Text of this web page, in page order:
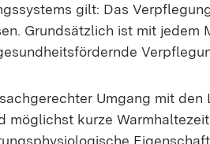
gilt: Das
Grundsätzlich ist mit jedem
Umgang mit den
möglichst kurze